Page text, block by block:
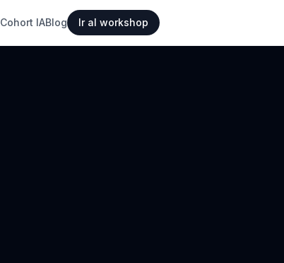
Cohort IABlog Ir al workshop